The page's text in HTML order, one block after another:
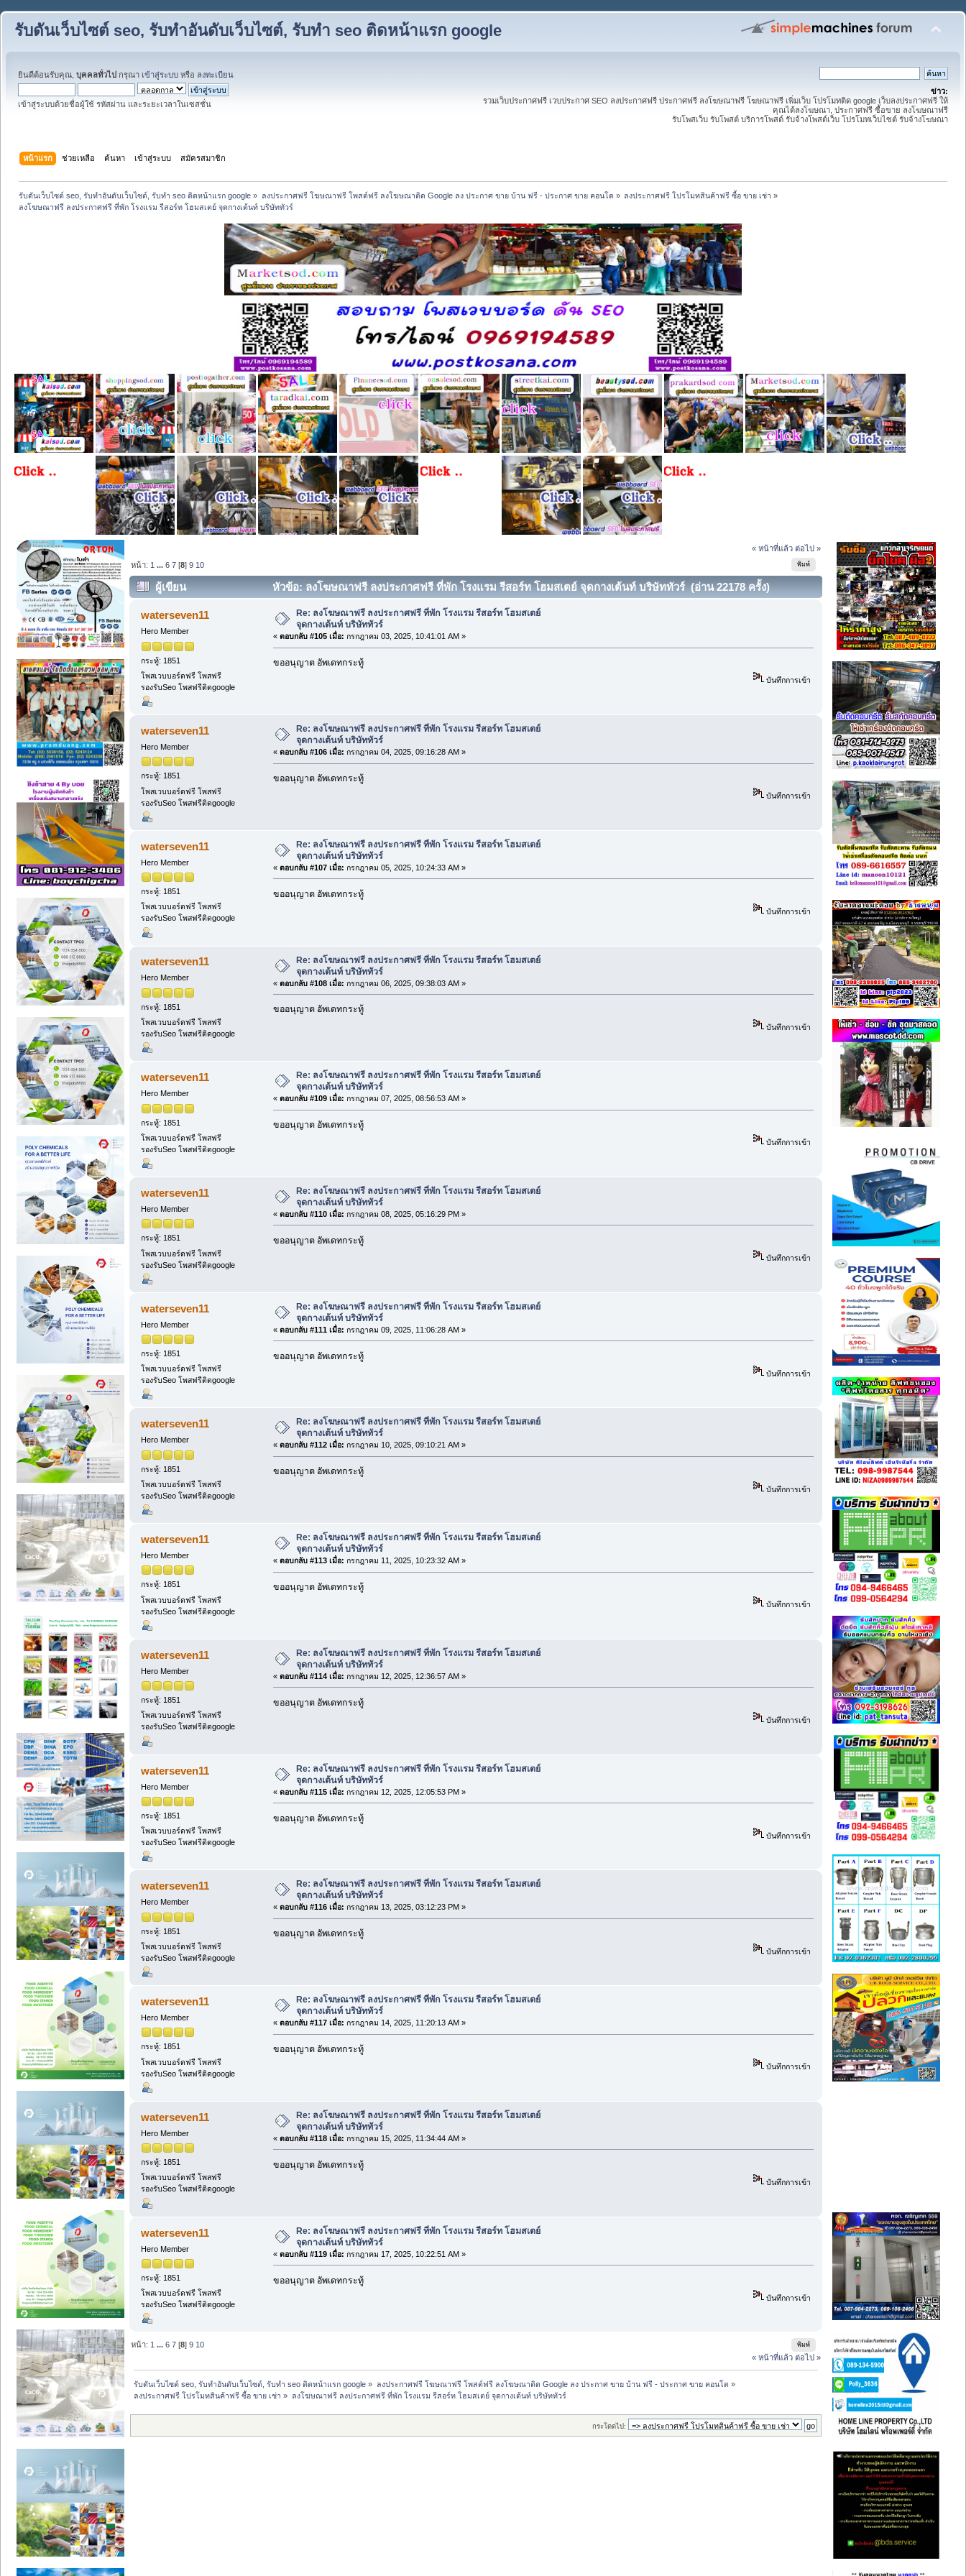
รับดันเว็บไซต์ seo, รับทำอันดับเว็บไซต์, รับทำ seo ติดหน้าแรก google
ยินดีต้อนรับคุณ, บุคคลทั่วไป กรุณา เข้าสู่ระบบ หรือ ลงทะเบียน
เข้าสู่ระบบด้วยชื่อผู้ใช้ รหัสผ่าน และระยะเวลาในเซสชั่น
ข่าว:
รวมเว็บประกาศฟรี เวบประกาศ SEO ลงประกาศฟรี ประกาศฟรี ลงโฆษณาฟรี โฆษณาฟรี เพิ่มเว็บ โปรโมทติด google เว็บลงประกาศฟรี ให้
คุณได้ลงโฆษณา, ประกาศฟรี ซื้อขาย ลงโฆษณาฟรี
รับโพสเว็บ รับโพสต์ บริการโพสต์ รับจ้างโพสต์เว็บ โปรโมทเว็บไซต์ รับจ้างโฆษณา
หน้าแรก ช่วยเหลือ ค้นหา เข้าสู่ระบบ สมัครสมาชิก
รับดันเว็บไซต์ seo, รับทำอันดับเว็บไซต์, รับทำ seo ติดหน้าแรก google » ลงประกาศฟรี โฆษณาฟรี โพสต์ฟรี ลงโฆษณาติด Google ลง ประกาศ ขาย บ้าน ฟรี - ประกาศ ขาย คอนโด » ลงประกาศฟรี โปรโมทสินค้าฟรี ซื้อ ขาย เช่า »
ลงโฆษณาฟรี ลงประกาศฟรี ที่พัก โรงแรม รีสอร์ท โฮมสเตย์ จุดกางเต้นท์ บริษัททัวร์
« หน้าที่แล้ว ต่อไป »
พิมพ์
หน้า: 1 ...6 7 [8]9 10
ผู้เขียน หัวข้อ: ลงโฆษณาฟรี ลงประกาศฟรี ที่พัก โรงแรม รีสอร์ท โฮมสเตย์ จุดกางเต้นท์ บริษัททัวร์ (อ่าน 22178 ครั้ง)
waterseven11
Hero Member
กระทู้: 1851
โพสเวบบอร์ดฟรี โพสฟรี
รองรับSeo โพสฟรีติดgoogle
Re: ลงโฆษณาฟรี ลงประกาศฟรี ที่พัก โรงแรม รีสอร์ท โฮมสเตย์
จุดกางเต้นท์ บริษัททัวร์
« ตอบกลับ #105 เมื่อ: กรกฎาคม 03, 2025, 10:41:01 AM »
ขออนุญาต อัพเดทกระทู้
บันทึกการเข้า
waterseven11
Hero Member
กระทู้: 1851
โพสเวบบอร์ดฟรี โพสฟรี
รองรับSeo โพสฟรีติดgoogle
Re: ลงโฆษณาฟรี ลงประกาศฟรี ที่พัก โรงแรม รีสอร์ท โฮมสเตย์
จุดกางเต้นท์ บริษัททัวร์
« ตอบกลับ #106 เมื่อ: กรกฎาคม 04, 2025, 09:16:28 AM »
ขออนุญาต อัพเดทกระทู้
บันทึกการเข้า
waterseven11
Hero Member
กระทู้: 1851
โพสเวบบอร์ดฟรี โพสฟรี
รองรับSeo โพสฟรีติดgoogle
Re: ลงโฆษณาฟรี ลงประกาศฟรี ที่พัก โรงแรม รีสอร์ท โฮมสเตย์
จุดกางเต้นท์ บริษัททัวร์
« ตอบกลับ #107 เมื่อ: กรกฎาคม 05, 2025, 10:24:33 AM »
ขออนุญาต อัพเดทกระทู้
บันทึกการเข้า
waterseven11
Hero Member
กระทู้: 1851
โพสเวบบอร์ดฟรี โพสฟรี
รองรับSeo โพสฟรีติดgoogle
Re: ลงโฆษณาฟรี ลงประกาศฟรี ที่พัก โรงแรม รีสอร์ท โฮมสเตย์
จุดกางเต้นท์ บริษัททัวร์
« ตอบกลับ #108 เมื่อ: กรกฎาคม 06, 2025, 09:38:03 AM »
ขออนุญาต อัพเดทกระทู้
บันทึกการเข้า
waterseven11
Hero Member
กระทู้: 1851
โพสเวบบอร์ดฟรี โพสฟรี
รองรับSeo โพสฟรีติดgoogle
Re: ลงโฆษณาฟรี ลงประกาศฟรี ที่พัก โรงแรม รีสอร์ท โฮมสเตย์
จุดกางเต้นท์ บริษัททัวร์
« ตอบกลับ #109 เมื่อ: กรกฎาคม 07, 2025, 08:56:53 AM »
ขออนุญาต อัพเดทกระทู้
บันทึกการเข้า
waterseven11
Hero Member
กระทู้: 1851
โพสเวบบอร์ดฟรี โพสฟรี
รองรับSeo โพสฟรีติดgoogle
Re: ลงโฆษณาฟรี ลงประกาศฟรี ที่พัก โรงแรม รีสอร์ท โฮมสเตย์
จุดกางเต้นท์ บริษัททัวร์
« ตอบกลับ #110 เมื่อ: กรกฎาคม 08, 2025, 05:16:29 PM »
ขออนุญาต อัพเดทกระทู้
บันทึกการเข้า
waterseven11
Hero Member
กระทู้: 1851
โพสเวบบอร์ดฟรี โพสฟรี
รองรับSeo โพสฟรีติดgoogle
Re: ลงโฆษณาฟรี ลงประกาศฟรี ที่พัก โรงแรม รีสอร์ท โฮมสเตย์
จุดกางเต้นท์ บริษัททัวร์
« ตอบกลับ #111 เมื่อ: กรกฎาคม 09, 2025, 11:06:28 AM »
ขออนุญาต อัพเดทกระทู้
บันทึกการเข้า
waterseven11
Hero Member
กระทู้: 1851
โพสเวบบอร์ดฟรี โพสฟรี
รองรับSeo โพสฟรีติดgoogle
Re: ลงโฆษณาฟรี ลงประกาศฟรี ที่พัก โรงแรม รีสอร์ท โฮมสเตย์
จุดกางเต้นท์ บริษัททัวร์
« ตอบกลับ #112 เมื่อ: กรกฎาคม 10, 2025, 09:10:21 AM »
ขออนุญาต อัพเดทกระทู้
บันทึกการเข้า
waterseven11
Hero Member
กระทู้: 1851
โพสเวบบอร์ดฟรี โพสฟรี
รองรับSeo โพสฟรีติดgoogle
Re: ลงโฆษณาฟรี ลงประกาศฟรี ที่พัก โรงแรม รีสอร์ท โฮมสเตย์
จุดกางเต้นท์ บริษัททัวร์
« ตอบกลับ #113 เมื่อ: กรกฎาคม 11, 2025, 10:23:32 AM »
ขออนุญาต อัพเดทกระทู้
บันทึกการเข้า
waterseven11
Hero Member
กระทู้: 1851
โพสเวบบอร์ดฟรี โพสฟรี
รองรับSeo โพสฟรีติดgoogle
Re: ลงโฆษณาฟรี ลงประกาศฟรี ที่พัก โรงแรม รีสอร์ท โฮมสเตย์
จุดกางเต้นท์ บริษัททัวร์
« ตอบกลับ #114 เมื่อ: กรกฎาคม 12, 2025, 12:36:57 AM »
ขออนุญาต อัพเดทกระทู้
บันทึกการเข้า
waterseven11
Hero Member
กระทู้: 1851
โพสเวบบอร์ดฟรี โพสฟรี
รองรับSeo โพสฟรีติดgoogle
Re: ลงโฆษณาฟรี ลงประกาศฟรี ที่พัก โรงแรม รีสอร์ท โฮมสเตย์
จุดกางเต้นท์ บริษัททัวร์
« ตอบกลับ #115 เมื่อ: กรกฎาคม 12, 2025, 12:05:53 PM »
ขออนุญาต อัพเดทกระทู้
บันทึกการเข้า
waterseven11
Hero Member
กระทู้: 1851
โพสเวบบอร์ดฟรี โพสฟรี
รองรับSeo โพสฟรีติดgoogle
Re: ลงโฆษณาฟรี ลงประกาศฟรี ที่พัก โรงแรม รีสอร์ท โฮมสเตย์
จุดกางเต้นท์ บริษัททัวร์
« ตอบกลับ #116 เมื่อ: กรกฎาคม 13, 2025, 03:12:23 PM »
ขออนุญาต อัพเดทกระทู้
บันทึกการเข้า
waterseven11
Hero Member
กระทู้: 1851
โพสเวบบอร์ดฟรี โพสฟรี
รองรับSeo โพสฟรีติดgoogle
Re: ลงโฆษณาฟรี ลงประกาศฟรี ที่พัก โรงแรม รีสอร์ท โฮมสเตย์
จุดกางเต้นท์ บริษัททัวร์
« ตอบกลับ #117 เมื่อ: กรกฎาคม 14, 2025, 11:20:13 AM »
ขออนุญาต อัพเดทกระทู้
บันทึกการเข้า
waterseven11
Hero Member
กระทู้: 1851
โพสเวบบอร์ดฟรี โพสฟรี
รองรับSeo โพสฟรีติดgoogle
Re: ลงโฆษณาฟรี ลงประกาศฟรี ที่พัก โรงแรม รีสอร์ท โฮมสเตย์
จุดกางเต้นท์ บริษัททัวร์
« ตอบกลับ #118 เมื่อ: กรกฎาคม 15, 2025, 11:34:44 AM »
ขออนุญาต อัพเดทกระทู้
บันทึกการเข้า
waterseven11
Hero Member
กระทู้: 1851
โพสเวบบอร์ดฟรี โพสฟรี
รองรับSeo โพสฟรีติดgoogle
Re: ลงโฆษณาฟรี ลงประกาศฟรี ที่พัก โรงแรม รีสอร์ท โฮมสเตย์
จุดกางเต้นท์ บริษัททัวร์
« ตอบกลับ #119 เมื่อ: กรกฎาคม 17, 2025, 10:22:51 AM »
ขออนุญาต อัพเดทกระทู้
บันทึกการเข้า
พิมพ์
หน้า: 1 ...6 7 [8]9 10
« หน้าที่แล้ว ต่อไป »
รับดันเว็บไซต์ seo, รับทำอันดับเว็บไซต์, รับทำ seo ติดหน้าแรก google » ลงประกาศฟรี โฆษณาฟรี โพสต์ฟรี ลงโฆษณาติด Google ลง ประกาศ ขาย บ้าน ฟรี - ประกาศ ขาย คอนโด »
ลงประกาศฟรี โปรโมทสินค้าฟรี ซื้อ ขาย เช่า » ลงโฆษณาฟรี ลงประกาศฟรี ที่พัก โรงแรม รีสอร์ท โฮมสเตย์ จุดกางเต้นท์ บริษัททัวร์
กระโดดไป: